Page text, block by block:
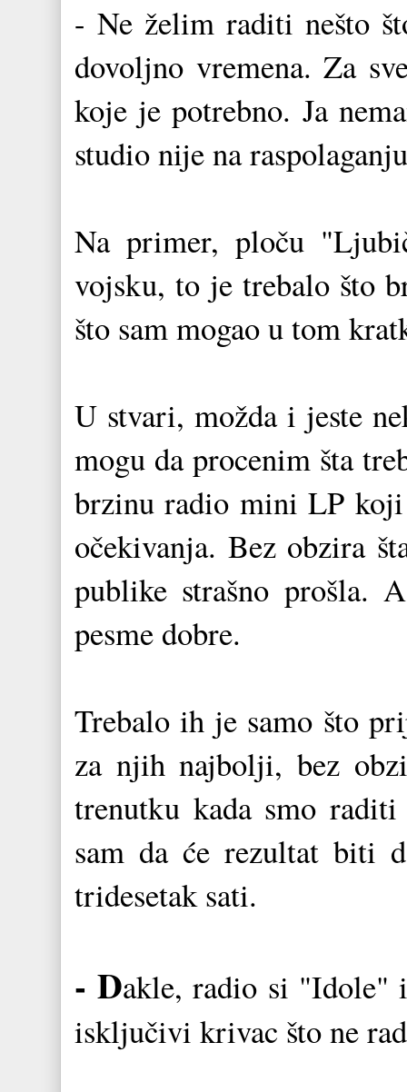
- Ne želim raditi nešto
dovoljno vremena. Za
koje je potrebno. Ja
studio nije na
Na primer, ploču
vojsku, to je trebalo što
što sam mogao u tom
U stvari, možda i jeste
mogu da procenim šta
brzinu radio mini LP
očekivanja. Bez obzira
publike strašno prošla.
pesme dobre.
Trebalo ih je samo što
za njih najbolji, bez
trenutku kada smo
sam da će rezultat biti
tridesetak sati.
- Dakle, radio si "Idole"
isključivi krivac što ne